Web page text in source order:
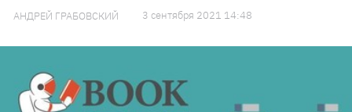
АНДРЕЙ ГРАБОВСКИЙ 3 сентября 2021 14:48